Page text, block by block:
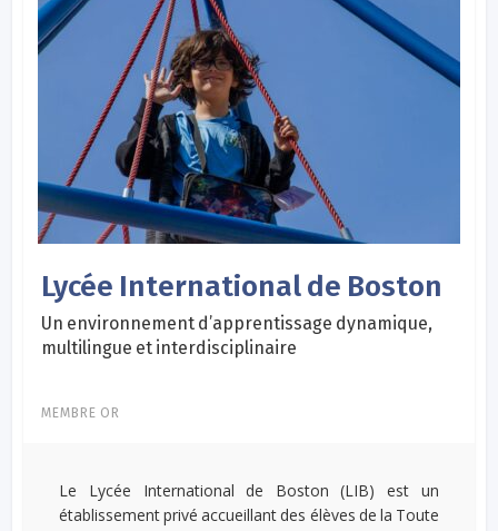
Lycée International de Boston
Un environnement d’apprentissage dynamique,
multilingue et interdisciplinaire
MEMBRE OR
Le Lycée International de Boston (LIB) est un
établissement privé accueillant des élèves de la Toute